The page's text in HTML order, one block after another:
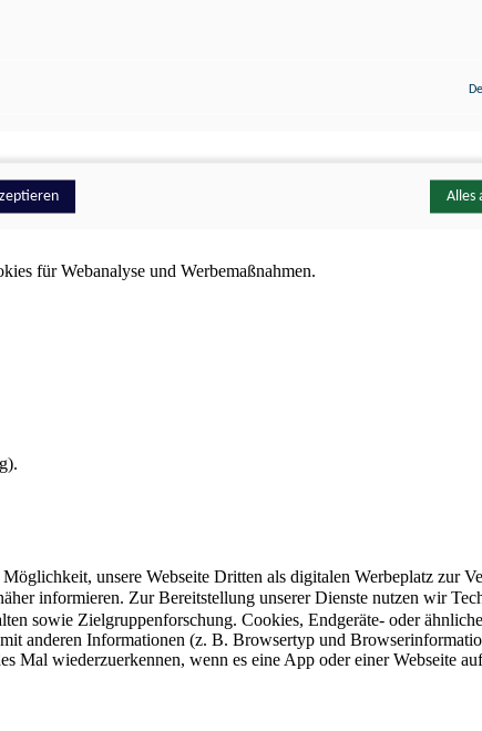
für Webanalyse und Werbemaßnahmen.
unsere Webseite Dritten als digitalen Werbeplatz zur
informieren. Zur Bereitstellung unserer Dienste nutzen wir
sowie Zielgruppenforschung. Cookies, Endgeräte- oder
anderen Informationen (z. B. Browsertyp und
Mal wiederzuerkennen, wenn es eine App oder einer Webseite
Alles